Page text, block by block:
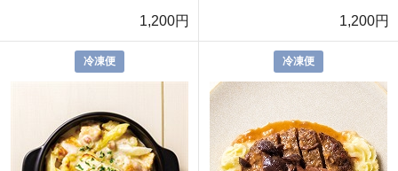
1,200円
1,200円
冷凍便 冷凍便